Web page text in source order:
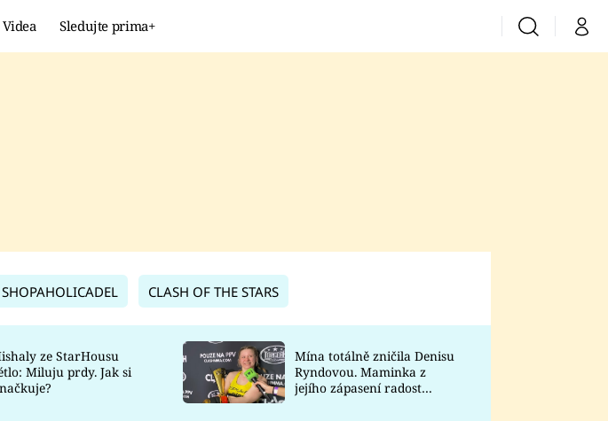
Videa Sledujte prima+ VyhledáváníMůj
Prima Lajk
Sledujte nás
SHOPAHOLICADEL CLASH OF THE STARS
ze StarHousu
Miluju prdy. Jak si
Mína totálně zničila Denisu
Ryndovou. Maminka z
jejího zápasení radost